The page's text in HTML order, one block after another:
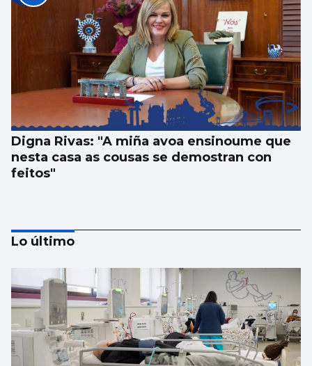
Digna Rivas: "A miña avoa ensinoume que
nesta casa as cousas se demostran con
feitos"
Lo último